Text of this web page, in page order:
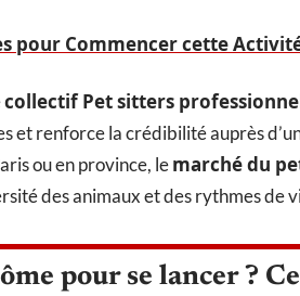
pour Commencer cette
collectif Pet sitters
et renforce la crédibilité auprès
ou en province, lemarché du
des animaux et des rythmes de
pour se lancer ?